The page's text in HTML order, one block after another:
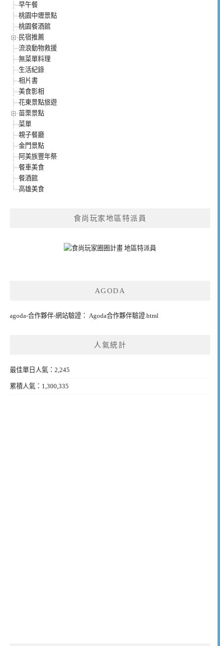
早午餐
桃園中壢景點
桃園餐酒館
民宿推薦
流浪動物救援
無菜單料理
生活紀錄
相片書
美食影相
花東景點旅遊
苗栗景點
菜單
親子餐廳
金門景點
阿美族豐年祭
餐車美食
餐酒館
高雄美食
食尚玩家地區特派員
AGODA
agoda-合作夥伴-網站驗證： Agoda合作夥伴驗證.html
人氣統計
最佳單日人氣：2,245
累積人氣：1,300,335